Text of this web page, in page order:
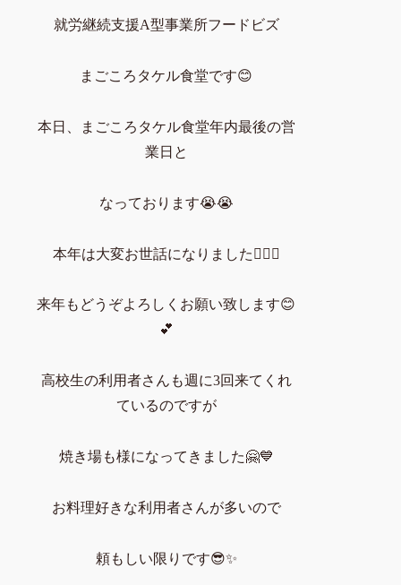
就労継続支援A型事業所フードビズ
まごころタケル食堂です😊
本日、まごころタケル食堂年内最後の営
業日と
なっております😭😭
本年は大変お世話になりました🙇🏻‍♀️
来年もどうぞよろしくお願い致します😊
💕
高校生の利用者さんも週に3回来てくれ
ているのですが
焼き場も様になってきました🤗💙
お料理好きな利用者さんが多いので
頼もしい限りです😎✨